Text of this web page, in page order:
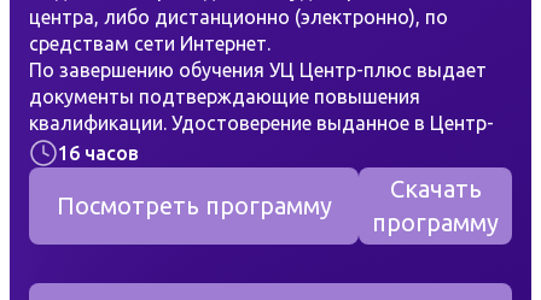
центра, либо дистанционно (электронно), по
средствам сети Интернет.
По завершению обучения УЦ Центр-плюс выдает
документы подтверждающие повышения
квалификации. Удостоверение выданное в Центр-
плюс, имеет несколько степеней защиты от
подделок.
Учебная программа "Персонал обслуживающий
Введение;
16 часов
Посмотреть программу
Скачать
программу